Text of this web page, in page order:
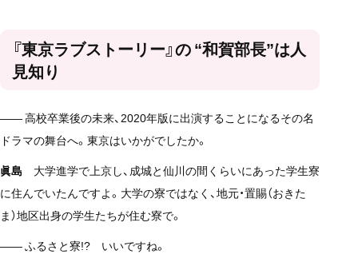
『東京ラブストーリー』の “和賀部長”は人
見知り
—— 高校卒業後の未来、2020年版に出演することになるその名
ドラマの舞台へ。東京はいかがでしたか。
眞島 大学進学で上京し、成城と仙川の間くらいにあった学生寮
に住んでいたんですよ。大学の寮ではなく、地元・置賜（おきた
ま）地区出身の学生たちが住む寮で。
—— ふるさと寮!? いいですね。